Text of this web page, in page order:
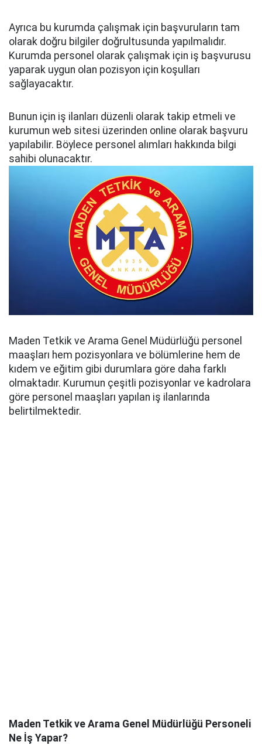
Ayrıca bu kurumda çalışmak için başvuruların tam
olarak doğru bilgiler doğrultusunda yapılmalıdır.
Kurumda personel olarak çalışmak için iş başvurusu
yaparak uygun olan pozisyon için koşulları
sağlayacaktır.
Bunun için iş ilanları düzenli olarak takip etmeli ve
kurumun web sitesi üzerinden online olarak başvuru
yapılabilir. Böylece personel alımları hakkında bilgi
sahibi olunacaktır.
Maden Tetkik ve Arama Genel Müdürlüğü personel
maaşları hem pozisyonlara ve bölümlerine hem de
kıdem ve eğitim gibi durumlara göre daha farklı
olmaktadır. Kurumun çeşitli pozisyonlar ve kadrolara
göre personel maaşları yapılan iş ilanlarında
belirtilmektedir.
Maden Tetkik ve Arama Genel Müdürlüğü Personeli
Ne İş Yapar?